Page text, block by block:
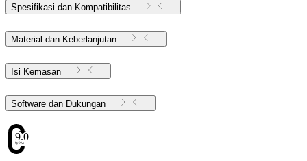
Spesifikasi dan Kompatibilitas
Material dan Keberlanjutan
Isi Kemasan
Software dan Dukungan
9.07